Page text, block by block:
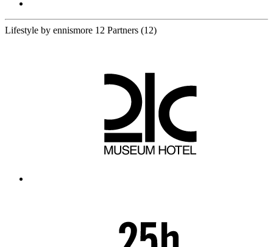
Lifestyle by ennismore 12 Partners (12)